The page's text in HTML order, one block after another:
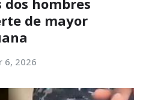
hombres
de mayor
6, 2026